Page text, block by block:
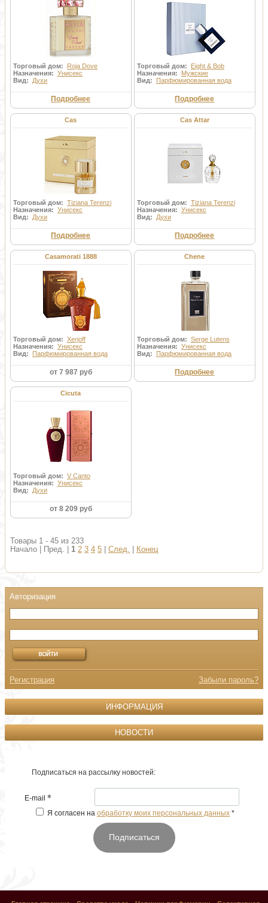
Торговый дом: Roja Dove
Назначения: Унисекс
Вид: Духи
Подробнее
Торговый дом: Eight & Bob
Назначения: Мужские
Вид: Парфюмированная вода
Подробнее
Cas
Торговый дом: Tiziana Terenzi
Назначения: Унисекс
Вид: Духи
Подробнее
Cas Attar
Торговый дом: Tiziana Terenzi
Назначения: Унисекс
Вид: Духи
Подробнее
Casamorati 1888
Торговый дом: Xerjoff
Назначения: Унисекс
Вид: Парфюмированная вода
от 7 987 руб
Chene
Торговый дом: Serge Lutens
Назначения: Унисекс
Вид: Парфюмированная вода
Подробнее
Cicuta
Торговый дом: V Canto
Назначения: Унисекс
Вид: Духи
от 8 209 руб
Товары 1 - 45 из 233
Начало | Пред. | 1 2 3 4 5 След. Конец
Регистрация Забыли пароль?
ИНФОРМАЦИЯ
НОВОСТИ
Подписаться на рассылку новостей:
E-mail *
Я согласен на обработку моих персональных данных *
Подписаться